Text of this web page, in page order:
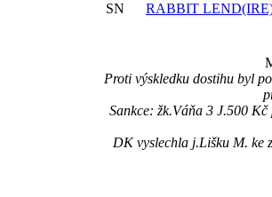
SN
RABBIT
Proti výskledku dostihu byl
Sankce: žk.Váňa 3 J.500
DK vyslechla j.Lišku M. ke